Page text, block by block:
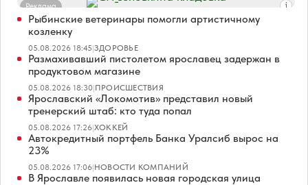
Реклама
Рыбинские ветеринары помогли артистичному
козленку
05.08.2026 18:45|ЗДОРОВЬЕ
Размахивавший пистолетом ярославец задержан в
продуктовом магазине
05.08.2026 18:30|ПРОИСШЕСТВИЯ
Ярославский «Локомотив» представил новый
тренерский штаб: кто туда попал
05.08.2026 17:26|ХОККЕЙ
Автокредитный портфель Банка Уралсиб вырос на
23%
05.08.2026 17:06|НОВОСТИ КОМПАНИЙ
В Ярославле появилась новая городская улица